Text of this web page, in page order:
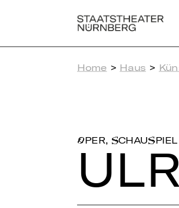
Home > Haus >
OPER, SCHAUSPIEL